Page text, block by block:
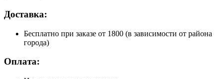
Доставка:
Бесплатно при заказе от 1800 (в зависимости от района
города)
Оплата: